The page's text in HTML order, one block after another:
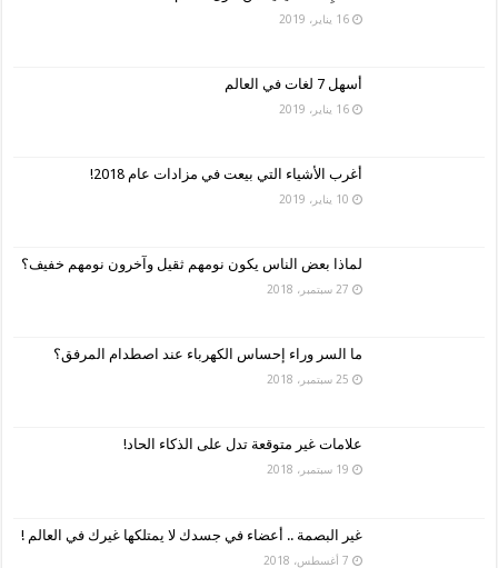
16 يناير، 2019
أسهل 7 لغات في العالم
16 يناير، 2019
أغرب الأشياء التي بيعت في مزادات عام 2018!
10 يناير، 2019
لماذا بعض الناس يكون نومهم ثقيل وآخرون نومهم خفيف؟
27 سبتمبر، 2018
ما السر وراء إحساس الكهرباء عند اصطدام المرفق؟
25 سبتمبر، 2018
علامات غير متوقعة تدل على الذكاء الحاد!
19 سبتمبر، 2018
غير البصمة .. أعضاء في جسدك لا يمتلكها غيرك في العالم !
7 أغسطس، 2018